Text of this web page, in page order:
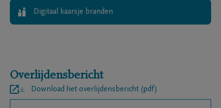
Digitaal kaarsje branden
Overlijdensbericht
Download het overlijdensbericht (pdf)